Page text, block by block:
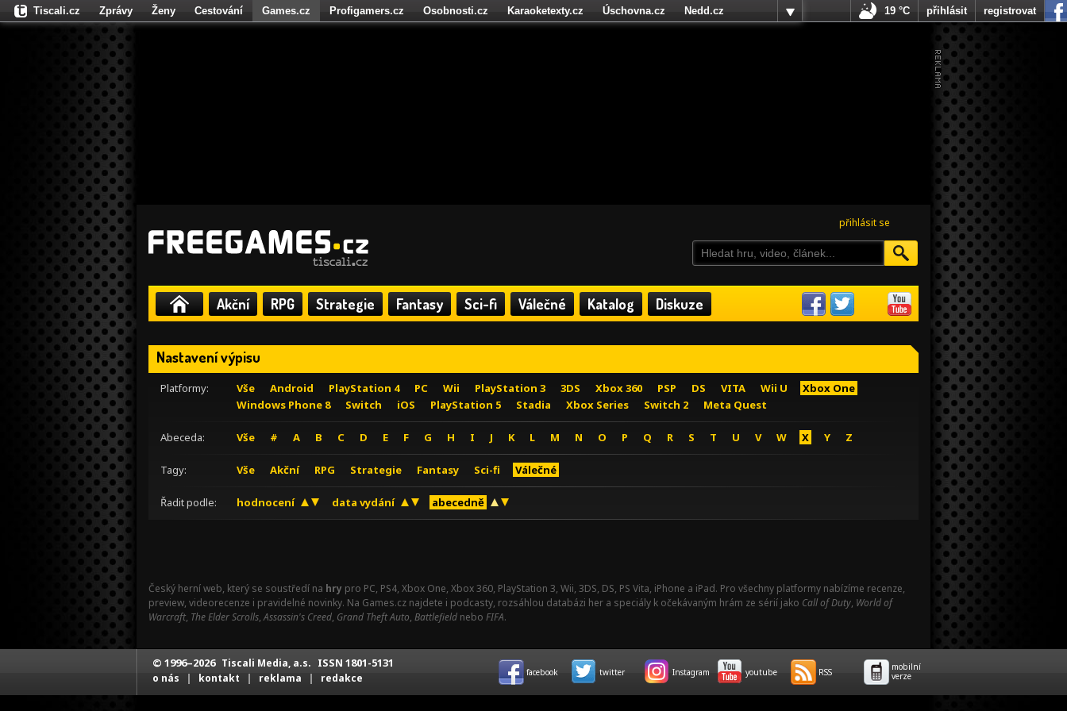
přihlásit se
Akční RPG Strategie Fantasy Sci-fi Válečné Katalog Diskuze
Nastavení výpisu
Platformy: Vše Android PlayStation 4 PC Wii PlayStation 3 3DS Xbox 360 PSP DS VITA Wii U
Xbox One
Windows Phone 8
Switch iOS PlayStation 5 Stadia Xbox Series Switch 2 Meta Quest
Abeceda: Vše # A B C D E F G H I J K L M N O P Q R S T U V W X Y Z
Tagy: Vše Akční RPG Strategie Fantasy Sci-fi Válečné
Řadit podle: hodnocení data vydání abecedně
Český herní web, který se soustředí na hry pro PC, PS4, Xbox One, Xbox 360, PlayStation 3, Wii, 3DS, DS, PS Vita, iPhone a iPad. Pro všechny platformy nabízíme recenze,
preview, videorecenze i pravidelné novinky. Na Games.cz najdete i podcasty, rozsáhlou databázi her a speciály k očekávaným hrám ze sérií jako Call of Duty, World of
Warcraft, The Elder Scrolls,Assassin's Creed, Grand Theft Auto, Battlefield nebo FIFA.
Tiscali.cz Zprávy Ženy Cestování Games.cz Profigamers.cz Osobnosti.cz Karaoketexty.cz Úschovna.cz
Nedd.cz
Fights.cz
19 °C přihlásit registrovat
© 1996–2026 Tiscali Media, a.s. ISSN 1801-5131
o nás | kontakt | reklama | redakce facebook twitter Instagram youtube RSS
mobilní
verze